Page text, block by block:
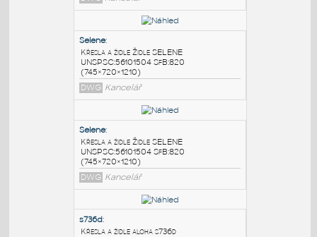
PODOBNÉ BLOKY
sk9600 lg
Křesla a židle gala sk9600_lg
UNSPSC:56101504 SfB:820
(691×673×1177)
DWG Kancelář
Selene: